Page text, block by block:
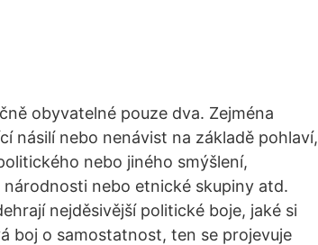
obyvatelné pouze dva. Zejména
násilí nebo nenávist na základě pohlaví,
nebo jiného smýšlení,
nebo etnické skupiny atd.
nejděsivější politické boje, jaké si
boj o samostatnost, ten se projevuje